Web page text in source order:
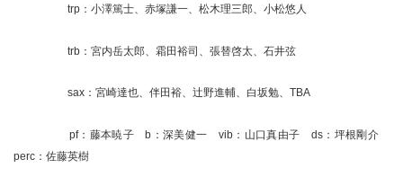
trp：小澤篤士、赤塚謙一、松木理三郎、小松悠人
trb：宮内岳太郎、霜田裕司、張替啓太、石井弦
sax：宮崎達也、伴田裕、辻野進輔、白坂勉、TBA
pf：藤本暁子 b：深美健一 vib：山口真由子 ds：坪根剛介
perc：佐藤英樹